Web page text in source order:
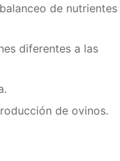
de nutrientes
diferentes a las
de ovinos.